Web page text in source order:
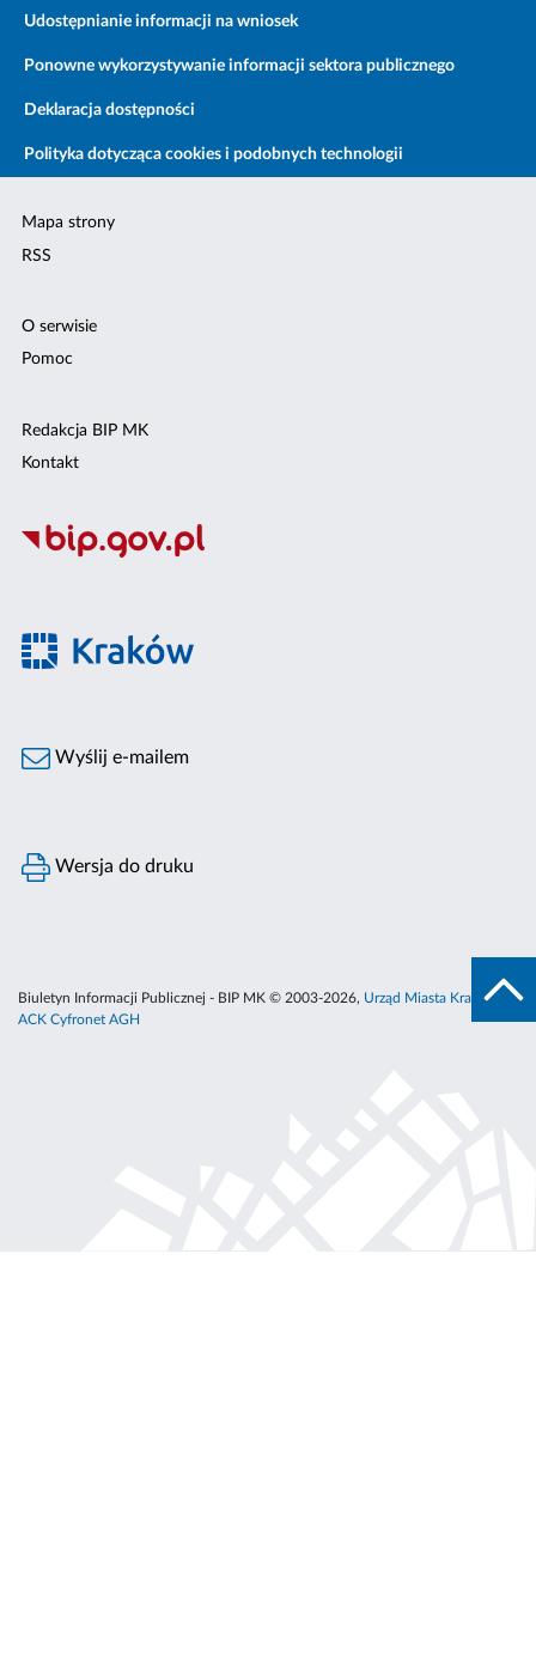
Udostępnianie informacji na wniosek
Ponowne wykorzystywanie informacji sektora publicznego
Deklaracja dostępności
Polityka dotycząca cookies i podobnych technologii
Mapa strony
RSS
O serwisie
Pomoc
Redakcja BIP MK
Kontakt
Wyślij e-mailem
Wersja do druku
Biuletyn Informacji Publicznej - BIP MK © 2003-2026, Urząd Miasta Krakowa
ACK Cyfronet AGH